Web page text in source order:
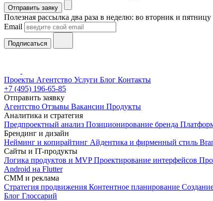
Отправить заяку
Полезная рассылка два раза в неделю: во вторник и пятницу
Email
Подписаться
Проекты Агентство Услуги Блог Контакты
+7 (495) 196-65-85
Отправить заявку
Агентство Отзывы Вакансии Продукты
Аналитика и стратегия
Предпроектный анализ Позиционирование бренда
Брендинг и дизайн
Нейминг и копирайтинг Айдентика и фирменный стиль
Сайты и IT-продукты
Логика продуктов и MVPПроектирование интерфейсов
Android на Flutter
СММ и реклама
Стратегия продвижения Контентное планирование
Блог Глоссарий